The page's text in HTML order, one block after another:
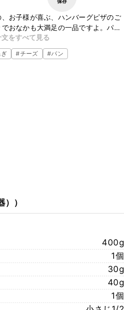
お子様が喜ぶ、ハンバーグピザのご
おなかも大満足の一品ですよ。パー
りなので、是非この機会に作ってみ
をすべて見る
#チーズ #パン
）
400g
1個
30g
40g
1個